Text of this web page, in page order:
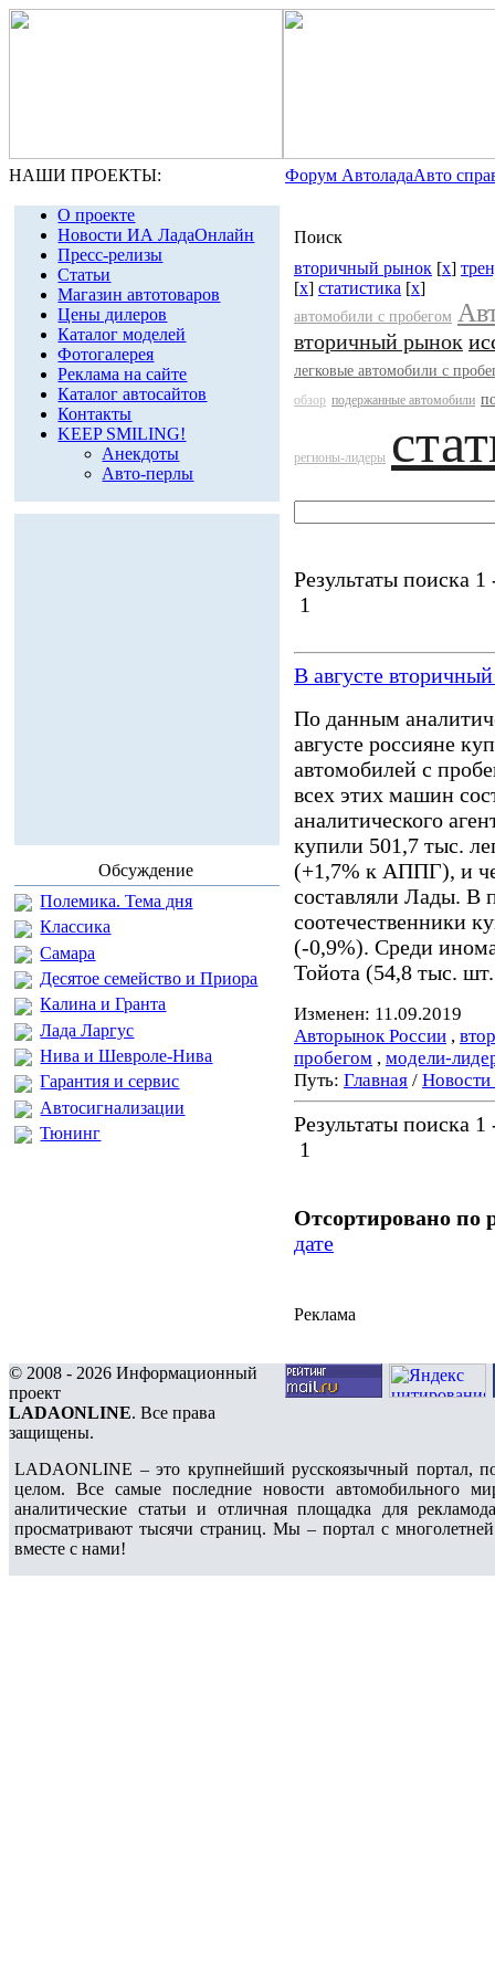
НАШИ ПРОЕКТЫ: Форум АвтоладаАвто
О проекте
Новости ИА ЛадаОнлайн
Пресс-релизы
Статьи
Магазин автотоваров
Цены дилеров
Каталог моделей
Фотогалерея
Реклама на сайте
Каталог автосайтов
Контакты
KEEP SMILING!
Анекдоты
Авто-перлы
Обсуждение
Полемика. Тема дня
Классика
Самара
Десятое семейство и Приора
Калина и Гранта
Лада Ларгус
Нива и Шевроле-Нива
Гарантия и сервис
Автосигнализации
Тюнинг
Поиск
вторичный рынок [x]
[x] статистика [x]
автомобили с пробегом
вторичный рынок
легковые автомобили с
обзор подержанные автомобили
регионы-лидеры
Результаты поиска 1
1
В августе
По данным
августе россияне
автомобилей с
всех этих машин
аналитического
купили 501,7 тыс.
(+1,7% к АППГ), и
составляли Лады. В
соотечественники
(-0,9%). Среди
Тойота (54,8 тыс. шт.
Изменен: 11.09.2019
Авторынок России ,
пробегом , модели-
Путь: Главная /
Результаты поиска 1
1
Отсортировано по
дате
Реклама
© 2008 - 2026 Информационный
проект
LADAONLINE. Все права
защищены.
LADAONLINE – это крупнейший русскоязычный портал,
целом. Все самые последние новости автомобильного
аналитические статьи и отличная площадка для
просматривают тысячи страниц. Мы – портал с
вместе с нами!